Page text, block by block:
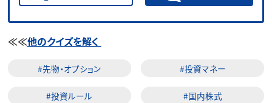
≪≪他のクイズを解く
#先物・オプション #投資マネー
#投資ルール #国内株式